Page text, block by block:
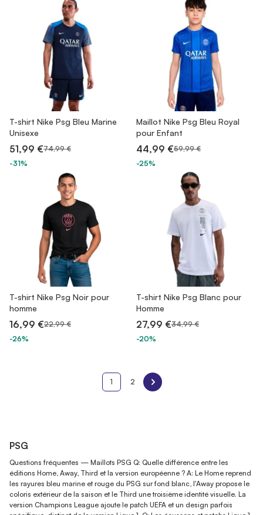
T-shirt Nike Psg Bleu Marine
Unisexe
51,99 €74,99 €
-31%
Maillot Nike Psg Bleu Royal
pour Enfant
44,99 €59,99 €
-25%
T-shirt Nike Psg Noir pour
homme
16,99 €22,99 €
-26%
T-shirt Nike Psg Blanc pour
Homme
27,99 €34,99 €
-20%
1 2
PSG
Questions fréquentes — Maillots PSG Q: Quelle différence entre les
éditions Home, Away, Third et la version européenne ? A: Le Home reprend
les rayures bleu marine et rouge du PSG sur fond blanc, l'Away propose le
coloris extérieur de la saison et le Third une troisième identité visuelle. La
version Champions League ajoute le patch UEFA et un design parfois